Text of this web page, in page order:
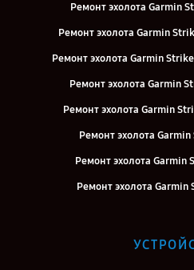
Ремонт эхолота Garmin
Ремонт эхолота Garmin
Ремонт эхолота Garmin
Ремонт эхолота Garmin
Ремонт эхолота Garmin
Ремонт эхолота
Ремонт эхолота Garmin
Ремонт эхолота Garmin
Ремонт эхолота